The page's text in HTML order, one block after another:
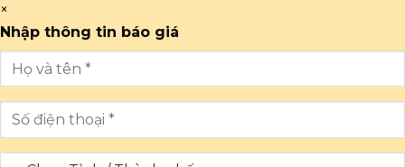
×
Nhập thông tin báo giá